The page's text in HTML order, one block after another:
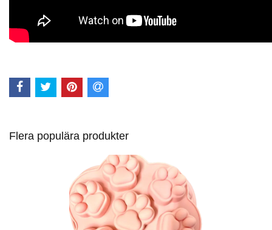
Flera populära produkter